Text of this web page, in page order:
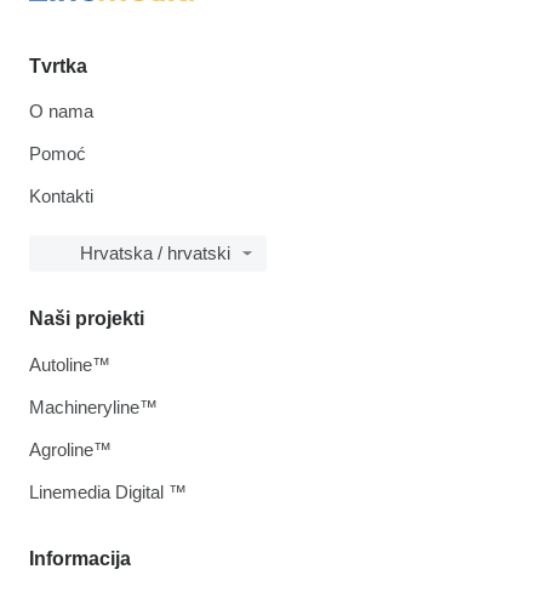
Tvrtka
O nama
Pomoć
Kontakti
Hrvatska / hrvatski
Informacija
Naši projekti
Autoline™
Machineryline™
Agroline™
Linemedia Digital ™